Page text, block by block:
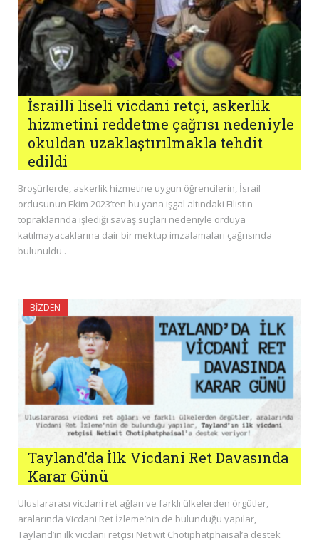
İsrailli liseli vicdani retçi, askerlik
hizmetini reddetme çağrısı nedeniyle
okuldan uzaklaştırılmakla tehdit
edildi
Broşürlerde, askerlik hizmetine uygun öğrencilerin, İsrail
ordusunun Ekim 2023’ten bu yana işgal altındaki Filistin
topraklarında işlediği savaş suçları nedeniyle orduya
katılmayacaklarına dair bir mektup imzalamaları çağrısında
bulunuldu .
BIZDEN
Tayland’da İlk Vicdani Ret Davasında
Karar Günü
Uluslararası vicdani ret ağları ve farklı ülkelerden örgütler,
aralarında Vicdani Ret İzleme’nin de bulunduğu yapılar,
Tayland’ın ilk vicdani retçisi Netiwit Chotiphatphaisal’a destek